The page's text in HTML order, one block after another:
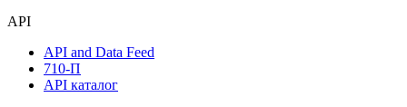
API
API and Data Feed
710-П
API каталог